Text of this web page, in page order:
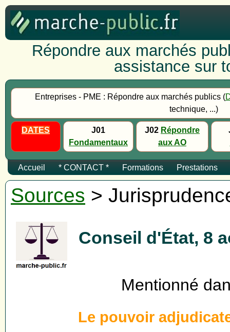
Répondre aux marchés
assistance sur
Entreprises - PME : Répondre aux marchés publics (
technique, ...)
DATES
J01
Fondamentaux
J02 Répondre
aux AO
Accueil * CONTACT * Formations Prestations
Sources >
Conseil d'État, 8
Mentionné
Le pouvoir